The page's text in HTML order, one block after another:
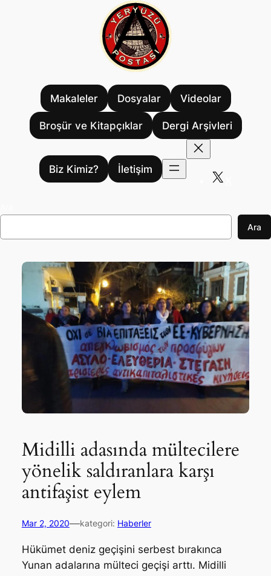
Makaleler Dosyalar Videolar
Broşür ve Kitapçıklar Dergi Arşivleri
Biz Kimiz?
İletişim
Ara
Midilli adasında mültecilere
yönelik saldıranlara karşı
antifaşist eylem
Mar 2, 2020—kategori: Haberler
Hükümet deniz geçişini serbest bırakınca
Yunan adalarına mülteci geçişi arttı. Midilli